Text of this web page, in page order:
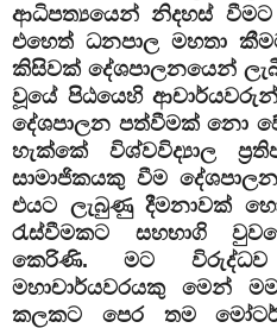
ආධිපත්‍යයෙන් නිදහස් වීමට
එහෙත් ධනපාල මහතා
කිසිවක් දේශපාලනයෙන්
වූයේ පිඨයෙහි
දේශපාලන පත්වීමක් නො
හැක්කේ විශ්වවිද්‍යාල
සාමාජිකයකු වීම
එයට ලැබුණු දීමනාවක්
රැස්වීමකට සහභාගි
කෙරිණි. මට
මහාචාර්යවරයකු මෙන්
කලකට පෙර තම